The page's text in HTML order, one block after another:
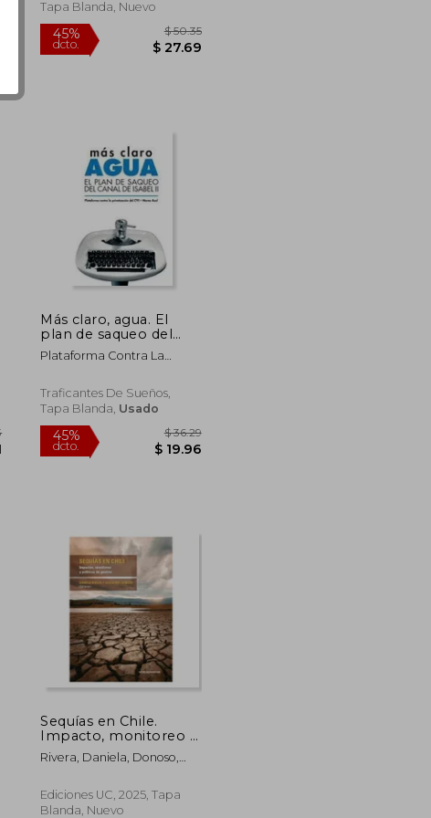
$ 78.59
$ 43.22
Tapa Blanda, Nuevo
45%
dcto.
$ 28.61
Más claro, agua. El
plan de saqueo del
Canal de Isabel II
Plataforma Contra La
Traficantes De Sueños,
Tapa Blanda, Usado
dcto.
Sequías en Chile.
Impacto, monitoreo y
políticas de gestión
Rivera, Daniela, Donoso,
Ediciones UC, 2025, Tapa
Blanda, Nuevo